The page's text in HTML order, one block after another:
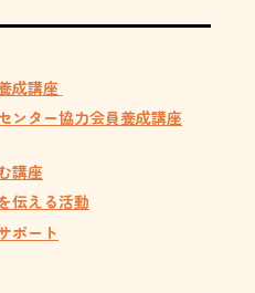
成講座
ンター協力会員養成講座
講座
伝える活動
ポート